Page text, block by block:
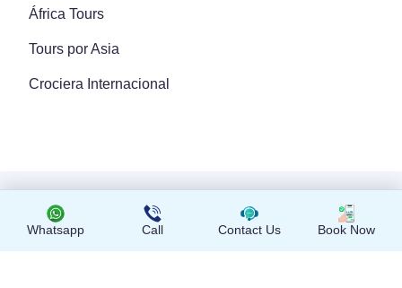
Whatsapp Call Contact Us Book Now
África Tours
Tours por Asia
Crociera Internacional